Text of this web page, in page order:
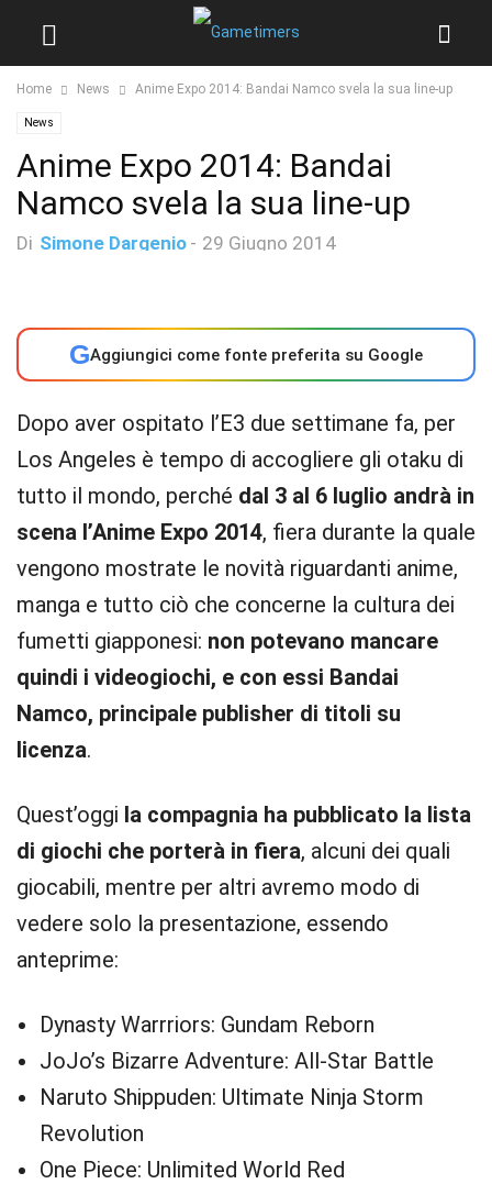
Home News Anime Expo 2014: Bandai Namco svela la sua line-up
News
Anime Expo 2014: Bandai
Namco svela la sua line-up
Di Simone Dargenio - 29 Giugno 2014
GAggiungici come fonte preferita su Google
Dopo aver ospitato l’E3 due settimane fa, per
Los Angeles è tempo di accogliere gli otaku di
tutto il mondo, perché dal 3 al 6 luglio andrà in
scena l’Anime Expo 2014, fiera durante la quale
vengono mostrate le novità riguardanti anime,
manga e tutto ciò che concerne la cultura dei
fumetti giapponesi: non potevano mancare
quindi i videogiochi, e con essi Bandai
Namco, principale publisher di titoli su
licenza.
Quest’oggi la compagnia ha pubblicato la lista
di giochi che porterà in fiera, alcuni dei quali
giocabili, mentre per altri avremo modo di
vedere solo la presentazione, essendo
anteprime:
Dynasty Warrriors: Gundam Reborn
JoJo’s Bizarre Adventure: All-Star Battle
Naruto Shippuden: Ultimate Ninja Storm
Revolution
One Piece: Unlimited World Red